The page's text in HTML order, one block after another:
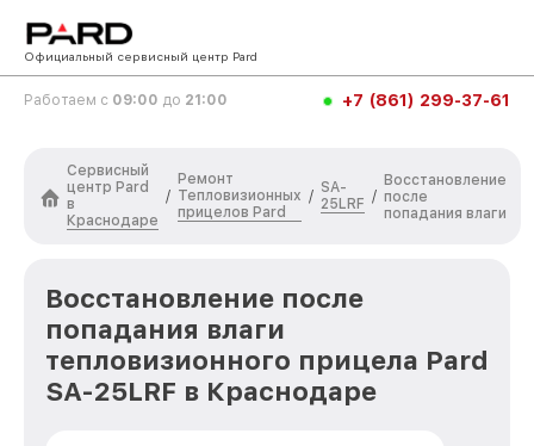
Официальный сервисный центр Pard
Работаем с 09:00 до 21:00 +7 (861) 299-37-61
Сервисный
центр Pard
в
Краснодаре
/
Ремонт
Тепловизионных
прицелов Pard
/
SA-
25LRF /
Восстановление
после
попадания влаги
Восстановление после
попадания влаги
тепловизионного прицела Pard
SA-25LRF в Краснодаре